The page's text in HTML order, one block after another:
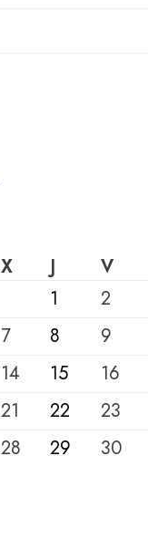
X J V
1
2
7 8 9
14 15 16
21 22 23
28 29 30